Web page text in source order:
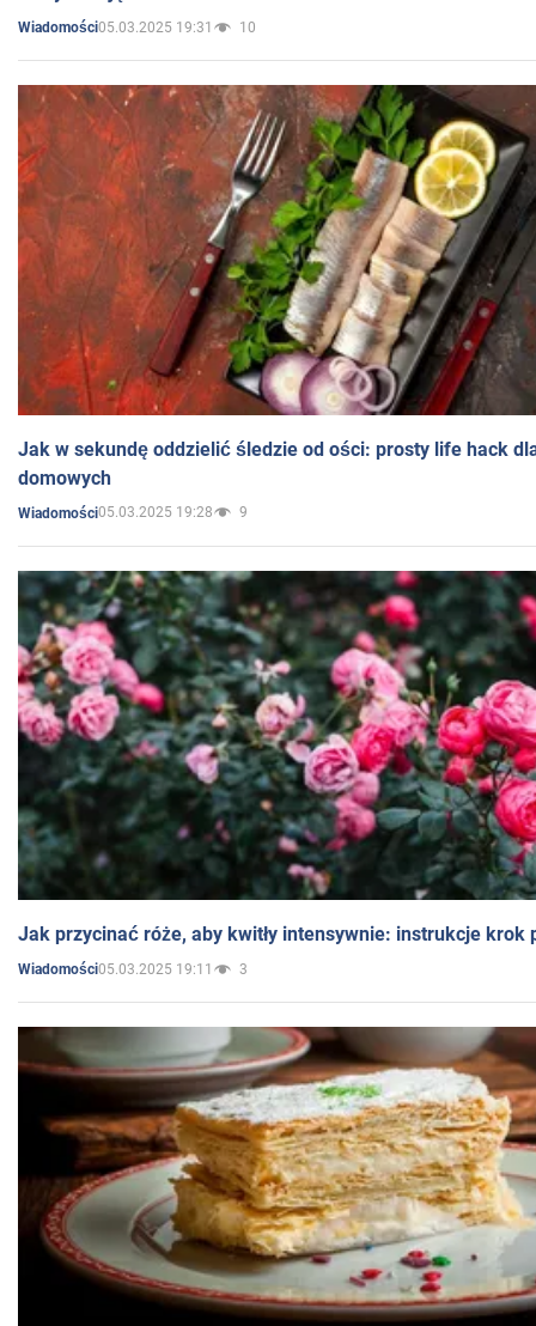
Wiadomości05.03.2025 19:31 10
Jak w sekundę oddzielić śledzie od ości: prosty life hack
domowych
Wiadomości05.03.2025 19:28 9
Jak przycinać róże, aby kwitły intensywnie: instrukcje krok
Wiadomości05.03.2025 19:11 3